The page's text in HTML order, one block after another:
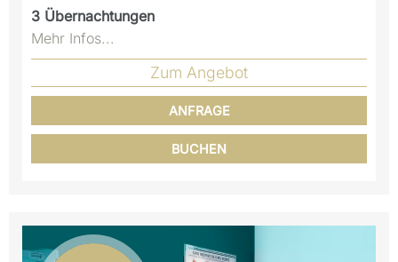
3 Übernachtungen
Mehr Infos...
Zum Angebot
ANFRAGE
BUCHEN